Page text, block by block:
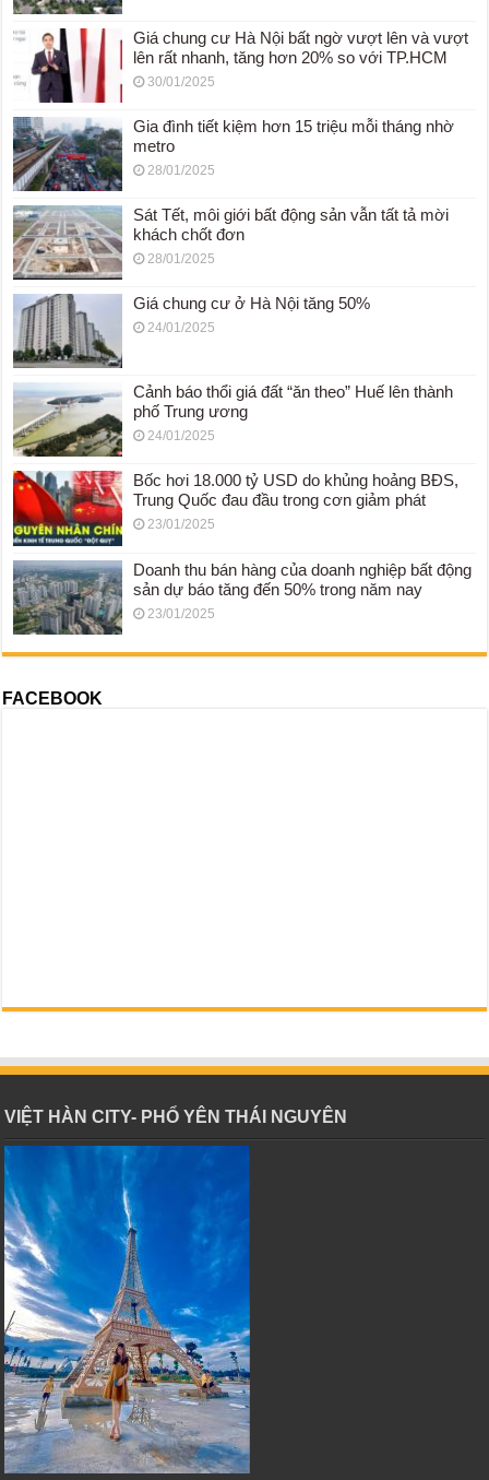
Giá chung cư Hà Nội bất ngờ vượt lên và vượt
lên rất nhanh, tăng hơn 20% so với TP.HCM
30/01/2025
Gia đình tiết kiệm hơn 15 triệu mỗi tháng nhờ
metro
28/01/2025
Sát Tết, môi giới bất động sản vẫn tất tả mời
khách chốt đơn
28/01/2025
Giá chung cư ở Hà Nội tăng 50%
24/01/2025
Cảnh báo thổi giá đất “ăn theo” Huế lên thành
phố Trung ương
24/01/2025
Bốc hơi 18.000 tỷ USD do khủng hoảng BĐS,
Trung Quốc đau đầu trong cơn giảm phát
23/01/2025
Doanh thu bán hàng của doanh nghiệp bất động
sản dự báo tăng đến 50% trong năm nay
23/01/2025
FACEBOOK
VIỆT HÀN CITY- PHỔ YÊN THÁI NGUYÊN